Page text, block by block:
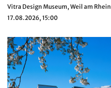
Vitra Design Museum, Weil am Rhein
17.08.2026, 15:00